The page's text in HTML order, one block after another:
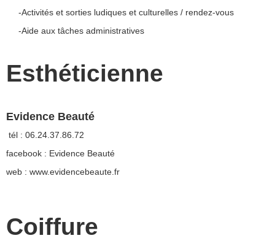
-Activités et sorties ludiques et culturelles / rendez-vous
-Aide aux tâches administratives
Esthéticienne
Evidence Beauté
tél : 06.24.37.86.72
facebook : Evidence Beauté
web : www.evidencebeaute.fr
Coiffure